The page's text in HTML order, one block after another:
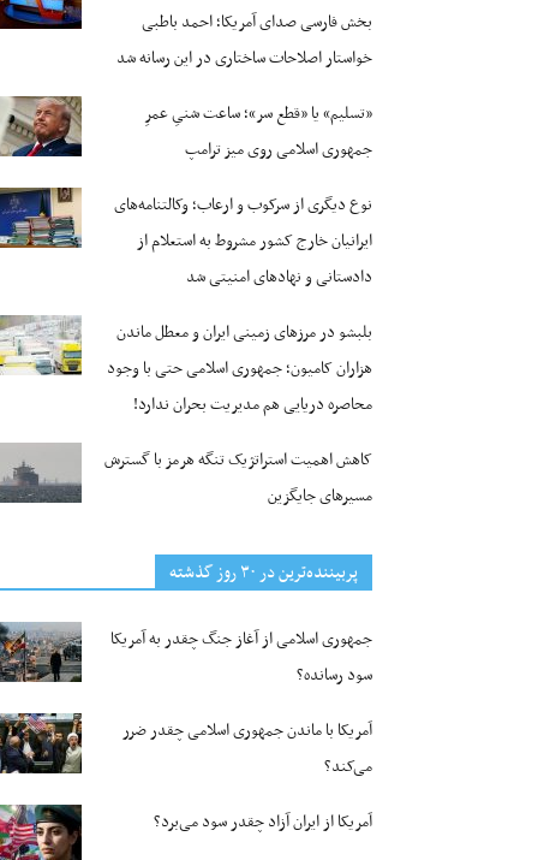
بخش فارسی صدای آمریکا؛ احمد باطبی
خواستار اصلاحات ساختاری در این رسانه شد
«تسلیم» یا «قطع سر»؛ ساعت شنیِ عمرِ
جمهوری اسلامی روی میز ترامپ
نوع دیگری از سرکوب و ارعاب؛ وکالتنامه‌های
ایرانیان خارج کشور مشروط به استعلام از
دادستانی و نهادهای امنیتی شد
بلبشو در مرزهای زمینی ایران و معطل ماندن
هزاران کامیون؛ جمهوری اسلامی حتی با وجود
محاصره دریایی هم مدیریت بحران ندارد!
کاهش اهمیت استراتژیک تنگه‌ هرمز با گسترش
مسیرهای جایگزین
پربیننده‌ترین‌ در ۳۰ روز گذشته
جمهوری اسلامی از آغاز جنگ چقدر به آمریکا
سود رسانده؟
آمریکا با ماندن جمهوری اسلامی چقدر ضرر
می‌کند؟
آمریکا از ایران آزاد چقدر سود می‌برد؟